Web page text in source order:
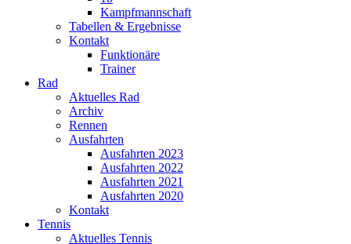
Kampfmannschaft
Tabellen & Ergebnisse
Kontakt
Funktionäre
Trainer
Rad
Aktuelles Rad
Archiv
Rennen
Ausfahrten
Ausfahrten 2023
Ausfahrten 2022
Ausfahrten 2021
Ausfahrten 2020
Kontakt
Tennis
Aktuelles Tennis